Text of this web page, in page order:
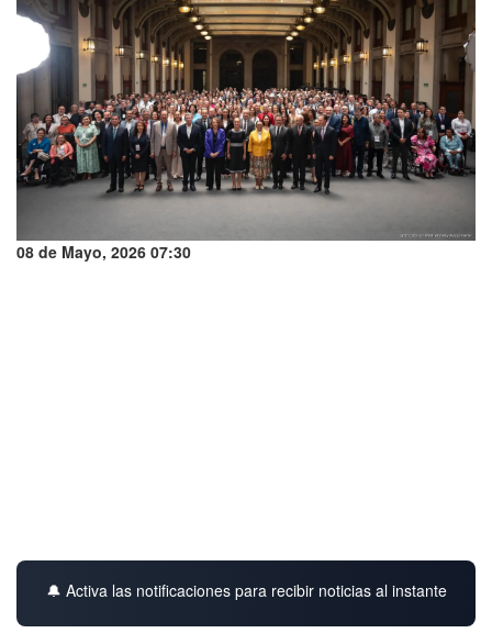
08 de Mayo, 2026 07:30
🔔 Activa las notificaciones para recibir noticias al instante